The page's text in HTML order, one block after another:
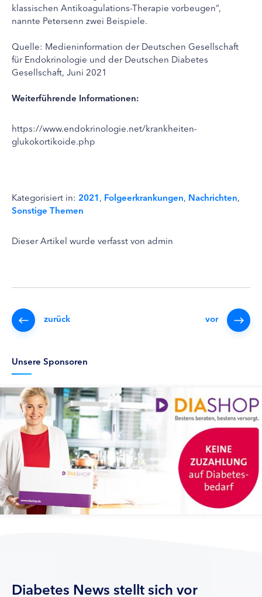
klassischen Antikoagulations-Therapie vorbeugen“,
nannte Petersenn zwei Beispiele.
Quelle: Medieninformation der Deutschen Gesellschaft
für Endokrinologie und der Deutschen Diabetes
Gesellschaft, Juni 2021
Weiterführende Informationen:
https://www.endokrinologie.net/krankheiten-
glukokortikoide.php
Kategorisiert in: 2021, Folgeerkrankungen, Nachrichten,
Sonstige Themen
Dieser Artikel wurde verfasst von admin
zurück vor
Unsere Sponsoren
Diabetes News stellt sich vor